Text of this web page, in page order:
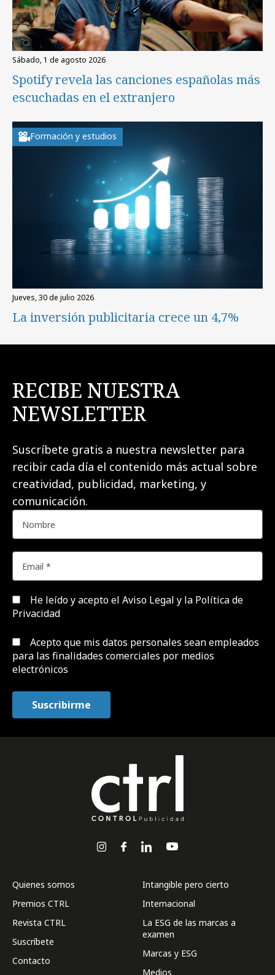
sábado, 1 de agosto 2026
Spotify revela las canciones españolas más
escuchadas en el extranjero
Formación y estudios
jueves, 30 de julio 2026
La inversión publicitaria crece un 4,7%
RECIBE NUESTRA
NEWSLETTER
Suscríbete gratis a nuestra newsletter para
recibir cada día el contenido más actual sobre
creatividad, publicidad, marketing, y
comunicación.
He leído y acepto el Aviso Legal y la Política de
Privacidad
Acepto que mis datos personales sean empleados
para las finalidades comerciales por medios
electrónicos
Quienes somos
Premios CTRL
Revista CTRL
Suscríbete
Contacto
Intangible pero cierto
Internacional
La ESG de las marcas a
examen
Marcas y ESG
Medios